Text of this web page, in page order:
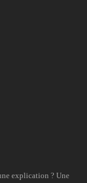
explication ? Une